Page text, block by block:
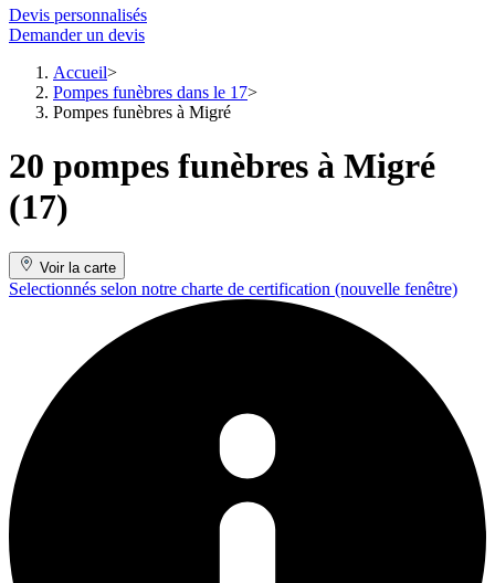
Devis personnalisés
Demander un devis
Accueil
Pompes funèbres dans le 17
Pompes funèbres à Migré
20 pompes funèbres à Migré
(17)
Voir la carte
Selectionnés selon notre charte de certification (nouvelle fenêtre)